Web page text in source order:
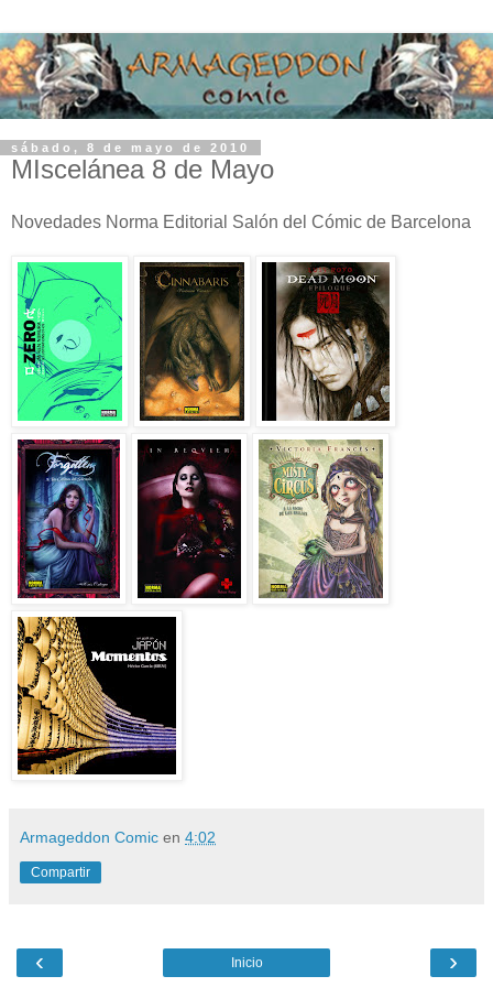
sábado, 8 de mayo de 2010
MIscelánea 8 de Mayo
Novedades Norma Editorial Salón del Cómic de Barcelona
Armageddon Comic en 4:02
Compartir
‹ ›
Inicio